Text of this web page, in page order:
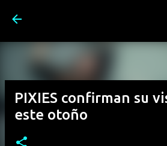
PIXIES confirman su
este otoño